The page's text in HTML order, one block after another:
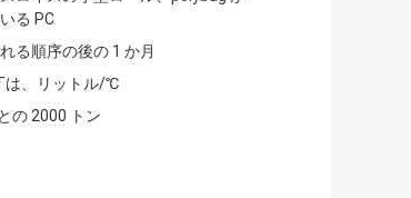
る PC
る順序の後の 1 か月
は、リットル/℃
の 2000 トン